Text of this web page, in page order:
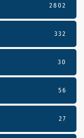
2802
332
30
56
27